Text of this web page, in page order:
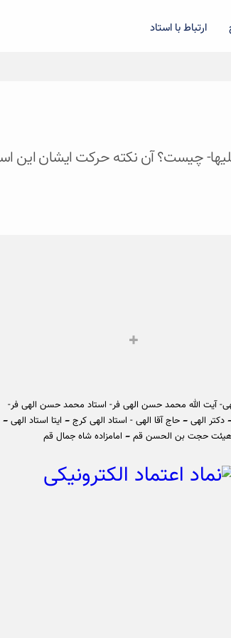
ارتباط با استاد
آیت الله محمد حسن الهی فر- استاد محمد حسن الهی فر-
دکتر الهی – حاج آقا الهی - استاد الهی کرج – ایتا استاد الهی –
هیئت حجت بن الحسن قم – امامزاده شاه جمال قم